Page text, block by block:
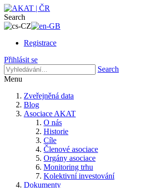
Search
Registrace
Přihlásit se
Search
Menu
Zveřejněná data
Blog
Asociace AKAT
O nás
Historie
Cíle
Členové asociace
Orgány asociace
Monitoring trhu
Kolektivní investování
Dokumenty